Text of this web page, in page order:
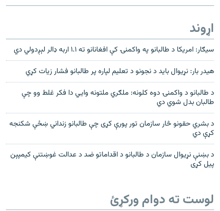
اړوند
سيګار: امريکا د طالبانو په واکمنۍ کې افغانانو ته ۱.۱ اربه ډالر لېږدولي دي
هیدر بار: نړيوال باید د نجونو د تعلیم لپاره پر طالبانو فشار زیات کړي
د طالبانو د واکمنۍ دوه کلونه: ملګري ملتونه وايي دا فکر غلط وو چې
طالبان بدل شوي دي
د بشري حقونو څار سازمان تور پورې کړی چې طالبانو زنداني ښځې شکنجه
کړې دي
د بښنې نړيوال سازمان د طالبانو د اقداماتو ضد د عدالت غوښتنې کیمپېن
پيل کړی
لوست ته دوام ورکړئ